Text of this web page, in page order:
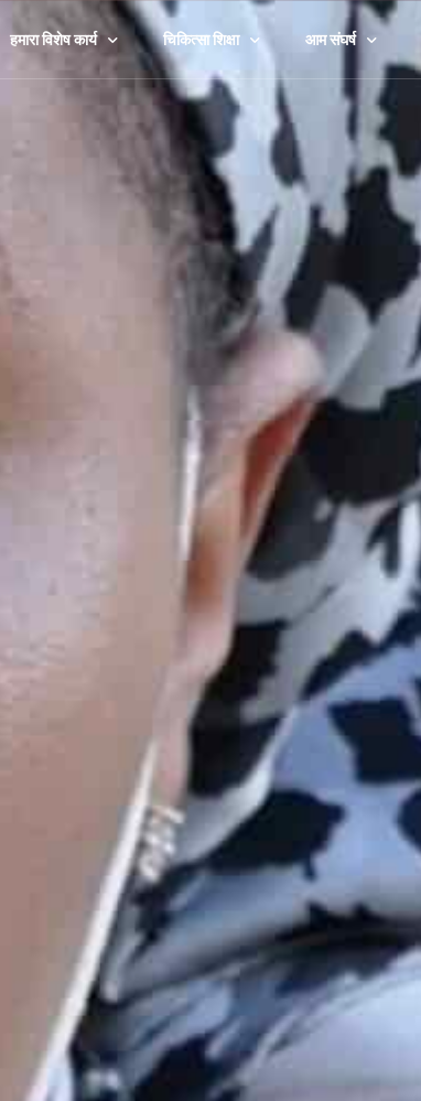
हमारा विशेष कार्य
अनुसंधान केंद्र
चिकित्सा शिक्षा
चिकित्सा के प्रकार
एक थेरेपिस्ट खोजें
सामग्री
100% मुफ़्त उपकरण
आम संघर्ष
परिवार
जीवन संक्रमण
खराब हुए
दुःख और हानि
पालन-पोषण
सभी देखें